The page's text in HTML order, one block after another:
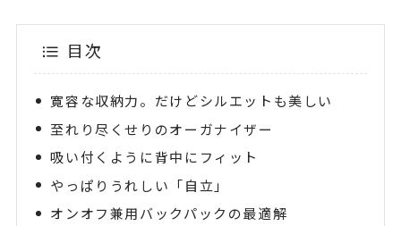
目次
寛容な収納力。だけどシルエットも美しい
至れり尽くせりのオーガナイザー
吸い付くように背中にフィット
やっぱりうれしい「自立」
オンオフ兼用バックパックの最適解